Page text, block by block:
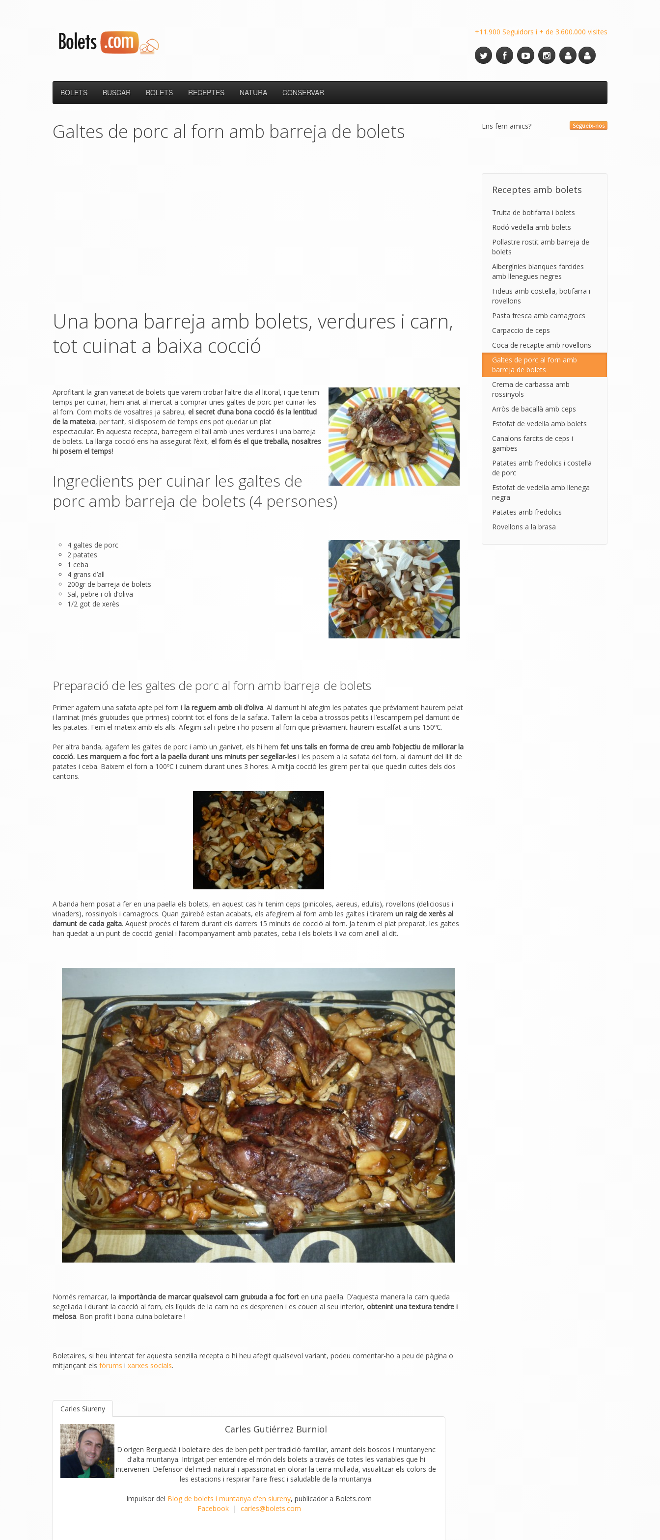
+11.900 Seguidors i + de 3.600.000 visites
BOLETS BUSCAR BOLETS RECEPTES NATURA CONSERVAR
Galtes de porc al forn amb barreja de bolets
Una bona barreja amb bolets, verdures i carn,
tot cuinat a baixa cocció
Aprofitant la gran varietat de bolets que varem trobar l’altre dia al litoral, i que tenim
temps per cuinar, hem anat al mercat a comprar unes galtes de porc per cuinar-les
al forn. Com molts de vosaltres ja sabreu, el secret d’una bona cocció és la lentitud
de la mateixa, per tant, si disposem de temps ens pot quedar un plat
espectacular. En aquesta recepta, barregem el tall amb unes verdures i una barreja
de bolets. La llarga cocció ens ha assegurat l’èxit, el forn és el que treballa, nosaltres
hi posem el temps!
Ingredients per cuinar les galtes de
porc amb barreja de bolets (4 persones)
4 galtes de porc
2 patates
1 ceba
4 grans d’all
200gr de barreja de bolets
Sal, pebre i oli d’oliva
1/2 got de xerès
Preparació de les galtes de porc al forn amb barreja de bolets
Primer agafem una safata apte pel forn i la reguem amb oli d’oliva. Al damunt hi afegim les patates que prèviament haurem pelat
i laminat (més gruixudes que primes) cobrint tot el fons de la safata. Tallem la ceba a trossos petits i l’escampem pel damunt de
les patates. Fem el mateix amb els alls. Afegim sal i pebre i ho posem al forn que prèviament haurem escalfat a uns 150ºC.
Per altra banda, agafem les galtes de porc i amb un ganivet, els hi hem fet uns talls en forma de creu amb l’objectiu de millorar la
cocció. Les marquem a foc fort a la paella durant uns minuts per segellar-les i les posem a la safata del forn, al damunt del llit de
patates i ceba. Baixem el forn a 100ºC i cuinem durant unes 3 hores. A mitja cocció les girem per tal que quedin cuites dels dos
cantons.
A banda hem posat a fer en una paella els bolets, en aquest cas hi tenim ceps (pinicoles, aereus, edulis), rovellons (deliciosus i
vinaders), rossinyols i camagrocs. Quan gairebé estan acabats, els afegirem al forn amb les galtes i tirarem un raig de xerès al
damunt de cada galta. Aquest procés el farem durant els darrers 15 minuts de cocció al forn. Ja tenim el plat preparat, les galtes
han quedat a un punt de cocció genial i l’acompanyament amb patates, ceba i els bolets li va com anell al dit.
Només remarcar, la importància de marcar qualsevol carn gruixuda a foc fort en una paella. D’aquesta manera la carn queda
segellada i durant la cocció al forn, els líquids de la carn no es desprenen i es couen al seu interior, obtenint una textura tendre i
melosa. Bon profit i bona cuina boletaire !
Boletaires, si heu intentat fer aquesta senzilla recepta o hi heu afegit qualsevol variant, podeu comentar-ho a peu de pàgina o
mitjançant els fòrums i xarxes socials.
Carles Siureny
Carles Gutiérrez Burniol
D'origen Berguedà i boletaire des de ben petit per tradició familiar, amant dels boscos i muntanyenc
d'alta muntanya. Intrigat per entendre el món dels bolets a través de totes les variables que hi
intervenen. Defensor del medi natural i apassionat en olorar la terra mullada, visualitzar els colors de
les estacions i respirar l'aire fresc i saludable de la muntanya.
Impulsor del Blog de bolets i muntanya d'en siureny, publicador a Bolets.com
Facebook| carles@bolets.com
Segueix-nos
Ens fem amics?
Receptes amb bolets
Truita de botifarra i bolets
Rodó vedella amb bolets
Pollastre rostit amb barreja de
bolets
Albergínies blanques farcides
amb llenegues negres
Fideus amb costella, botifarra i
rovellons
Pasta fresca amb camagrocs
Carpaccio de ceps
Coca de recapte amb rovellons
Galtes de porc al forn amb
barreja de bolets
Crema de carbassa amb
rossinyols
Arròs de bacallà amb ceps
Estofat de vedella amb bolets
Canalons farcits de ceps i
gambes
Patates amb fredolics i costella
de porc
Estofat de vedella amb llenega
negra
Patates amb fredolics
Rovellons a la brasa